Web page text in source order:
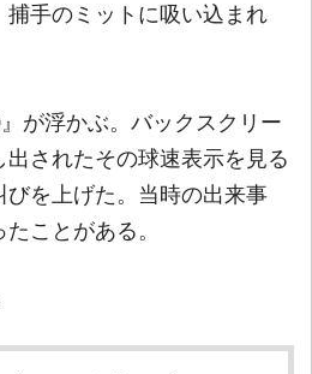
捕手のミットに吸い込まれ
が浮かぶ。バックスクリー
されたその球速表示を見る
びを上げた。当時の出来事
ことがある。